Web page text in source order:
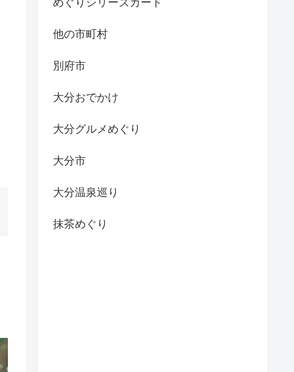
他の市町村
別府市
大分おでかけ
大分グルメめぐり
大分市
大分温泉巡り
抹茶めぐり